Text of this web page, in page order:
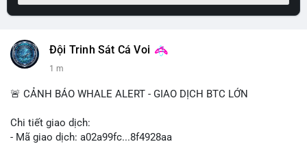
Đội Trinh Sát Cá Voi
1 m
🚨 CẢNH BÁO WHALE ALERT - GIAO DỊCH BTC LỚN
Chi tiết giao dịch:
- Mã giao dịch: a02a99fc...8f4928aa